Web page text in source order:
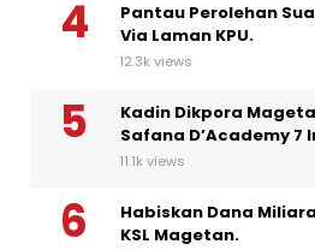
Pantau Perolehan
Via Laman KPU.
12.3k views
Kadin Dikpora
Safana D’Academy 7
11.1k views
Habiskan Dana
KSL Magetan.